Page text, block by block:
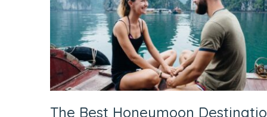
The Best Honeymoon